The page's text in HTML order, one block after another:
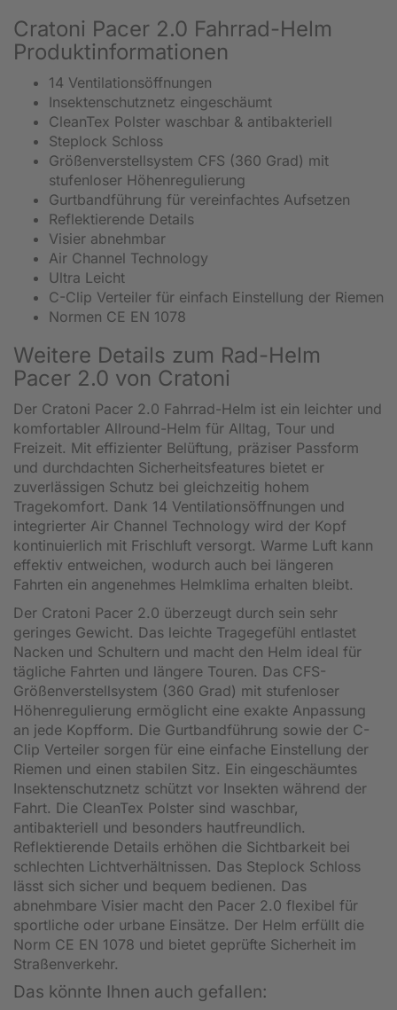
Cratoni Pacer 2.0 Fahrrad-Helm
Produktinformationen
14 Ventilationsöffnungen
Insektenschutznetz eingeschäumt
CleanTex Polster waschbar & antibakteriell
Steplock Schloss
Größenverstellsystem CFS (360 Grad) mit
stufenloser Höhenregulierung
Gurtbandführung für vereinfachtes Aufsetzen
Reflektierende Details
Visier abnehmbar
Air Channel Technology
Ultra Leicht
C-Clip Verteiler für einfach Einstellung der Riemen
Normen CE EN 1078
Weitere Details zum Rad-Helm
Pacer 2.0 von Cratoni
Der Cratoni Pacer 2.0 Fahrrad-Helm ist ein leichter und
komfortabler Allround-Helm für Alltag, Tour und
Freizeit. Mit effizienter Belüftung, präziser Passform
und durchdachten Sicherheitsfeatures bietet er
zuverlässigen Schutz bei gleichzeitig hohem
Tragekomfort. Dank 14 Ventilationsöffnungen und
integrierter Air Channel Technology wird der Kopf
kontinuierlich mit Frischluft versorgt. Warme Luft kann
effektiv entweichen, wodurch auch bei längeren
Fahrten ein angenehmes Helmklima erhalten bleibt.
Der Cratoni Pacer 2.0 überzeugt durch sein sehr
geringes Gewicht. Das leichte Tragegefühl entlastet
Nacken und Schultern und macht den Helm ideal für
tägliche Fahrten und längere Touren. Das CFS-
Größenverstellsystem (360 Grad) mit stufenloser
Höhenregulierung ermöglicht eine exakte Anpassung
an jede Kopfform. Die Gurtbandführung sowie der C-
Clip Verteiler sorgen für eine einfache Einstellung der
Riemen und einen stabilen Sitz. Ein eingeschäumtes
Insektenschutznetz schützt vor Insekten während der
Fahrt. Die CleanTex Polster sind waschbar,
antibakteriell und besonders hautfreundlich.
Reflektierende Details erhöhen die Sichtbarkeit bei
schlechten Lichtverhältnissen. Das Steplock Schloss
lässt sich sicher und bequem bedienen. Das
abnehmbare Visier macht den Pacer 2.0 flexibel für
sportliche oder urbane Einsätze. Der Helm erfüllt die
Norm CE EN 1078 und bietet geprüfte Sicherheit im
Straßenverkehr.
Das könnte Ihnen auch gefallen: